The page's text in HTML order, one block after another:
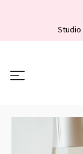
Studio